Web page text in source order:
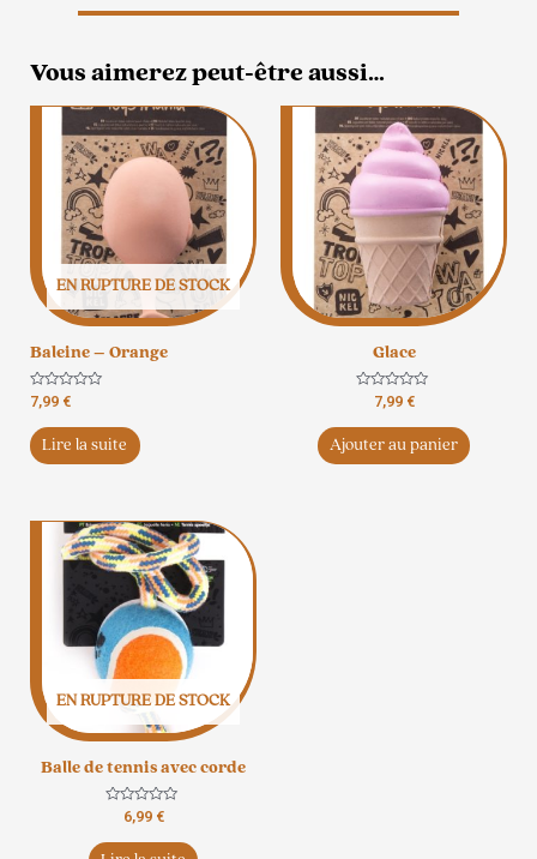
Vous aimerez peut-être aussi…
EN RUPTURE DE STOCK
Baleine – Orange
Note
0
sur
5
7,99 €
Lire la suite
Glace
Note
sur
7,99 €
Ajouter au panier
EN RUPTURE DE STOCK
Balle de tennis avec corde
Note
sur
5
6,99 €